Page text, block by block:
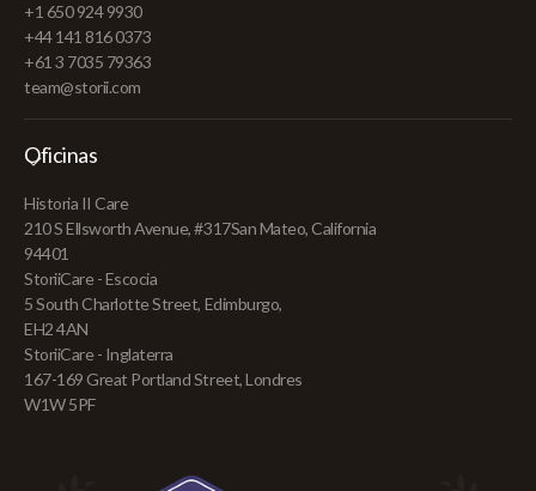
+1 650 924 9930
+44 141 816 0373
+61 3 7035 79363
team@storii.com
Oficinas
Historia II Care
210 S Ellsworth Avenue, #317San Mateo, California
94401
StoriiCare - Escocia
5 South Charlotte Street, Edimburgo,
EH2 4AN
StoriiCare - Inglaterra
167-169 Great Portland Street, Londres
W1W 5PF